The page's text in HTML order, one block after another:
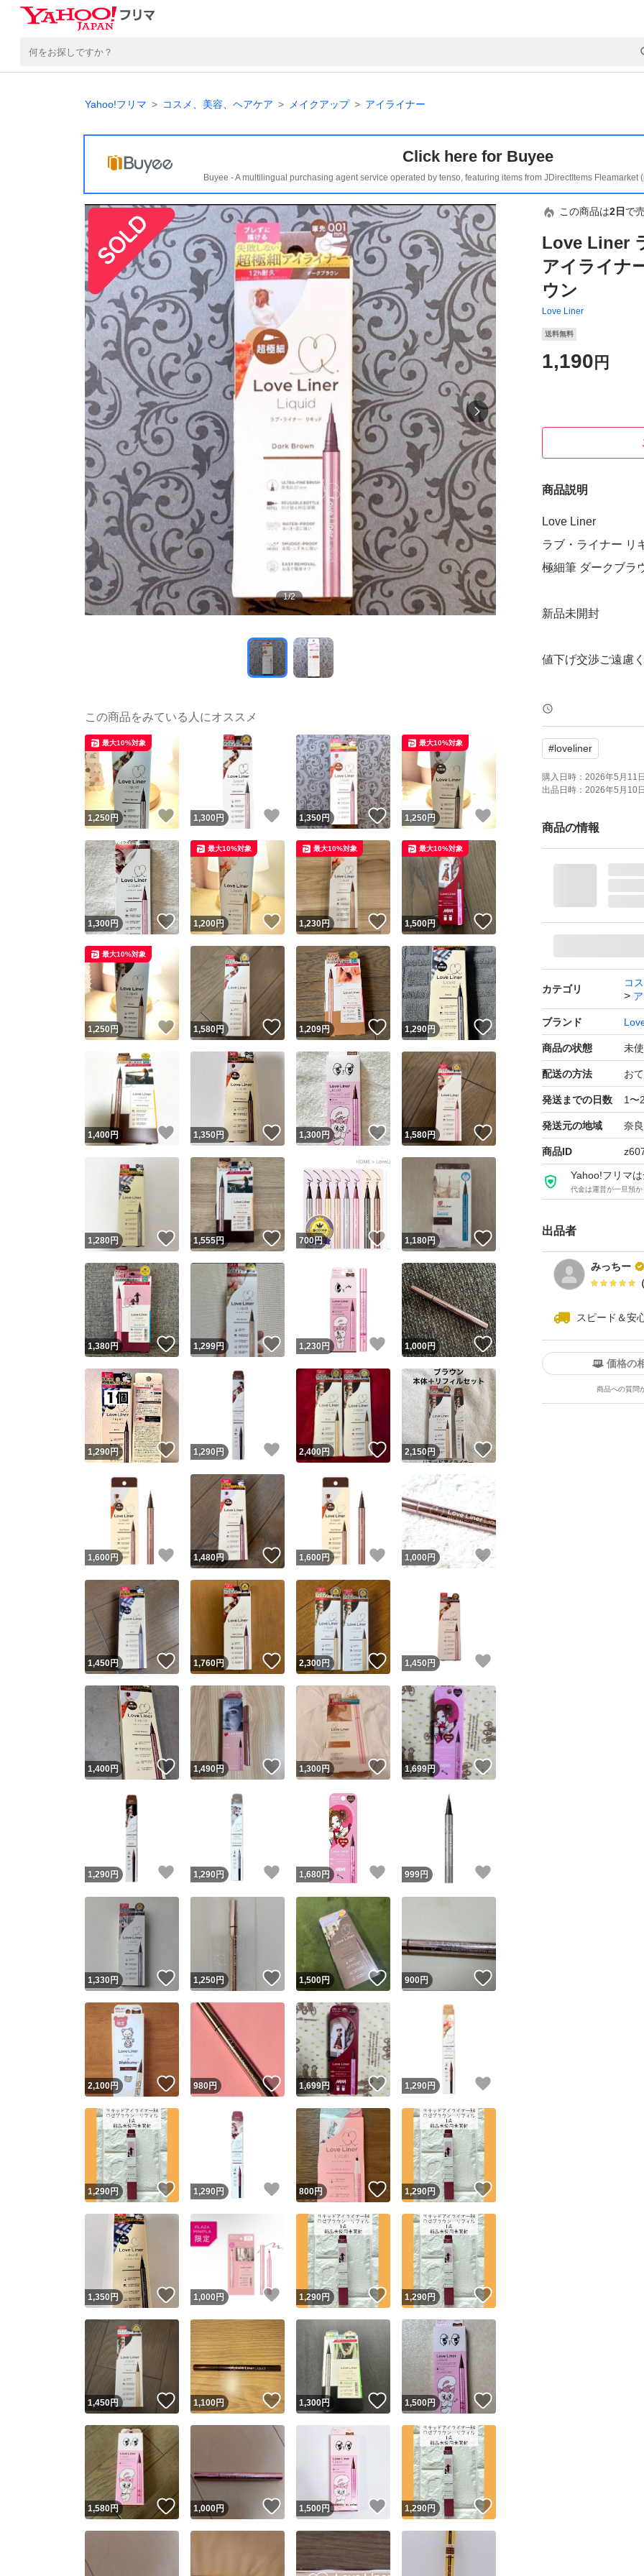
Yahoo!フリマ コスメ、美容、ヘアケア メイクアップ アイライナー
Click here for Buyee
Buyee - A multilingual purchasing agent service operated by tenso, featuring items from JDirectItems Fleamarket
1/2
この商品は2日 で
Love Liner
アイライナ
ウン
Love Liner
送料無料
1,190 円
商品説明
Love Liner
ラブ・ライナー リ
極細筆 ダークブラ
新品未開封
値下げ交渉ご遠慮
MAQUIA2026年6月
ラブ・ライナー リ
ン）
ブランド：Love
#loveliner
購入日時： 2026年5月11
出品日時： 2026年5月10
商品の情報
カテゴリ
コ
ブランド
商品の状態 未
配送の方法 お
発送までの日数 1〜
発送元の地域 奈
商品ID
Yahoo!フリマ
代金は運営が一旦預
出品者
みっちー
（
スピード＆安
ユーザーの実績について
Yahoo!フリマが定めた一定の基準を満たしたユーザーにバッジを付与しています
安心取引出品者
安心取引出品者 Yahoo!フリマの基準をクリアした安心・安全なユーザーです
取引実績
取引実績◯+ このユーザーはYahoo!フリマの取引を完了させた実績がありま
他フリマ実績◯+ このユーザーは他フリマサービスでの取引実績があります
スピード&安心発送
※このバッジは実績に基づく表示であり、発送を保証しているものではありません
スピード＆安心発送
このユーザーは高頻度で24時間以内＆設定した発送日数内に発
ます
スピード発送
安心発送 このユーザーは設定した発送日数内に発送しています
価格の
商品への質問
この商品の情報をコピーします
商品画像の 無断転載は禁止されています
コピーは1商品につき1回 です
出品ページへ
キャンセル
この商品をみている人にオススメ
1,250円 いいね！
最大10%対象
1,300 円 いいね！
1,350円 いいね！
1,250 円 いいね！
最大10%対象
1,300円 いいね！
1,200円 いいね！
最大10%対象
1,230円 いいね！
最大10%対象
1,500円 いいね！
最大10%対象
1,250円 いいね！
最大10%対象
1,580円 いいね！
1,209円 いいね！
1,290円 いいね！
1,400円 いいね！
1,350円 いいね！
1,300円 いいね！
1,580円
1,280円 いいね！
1,555円 いいね！
700円 いいね！
1,180円
1,380円 いいね！
1,299円 いいね！
1,230 円 いいね！
1,000円 いいね！
1,290円 いいね！
1,290 円 いいね！
2,400円 いいね！
2,150円 いいね！
1,600 円 いいね！
1,480円 いいね！
1,600 円 いいね！
1,000円 いいね！
1,450円 いいね！
1,760円 いいね！
2,300円 いいね！
1,450 円
1,400円 いいね！
1,490円 いいね！
1,300円 いいね！
1,699円
1,290 円 いいね！
1,290 円 いいね！
1,680 円 いいね！
999円
1,330円 いいね！
1,250円 いいね！
1,500円 いいね！
900円
2,100円 いいね！
980円 いいね！
1,699円 いいね！
1,290 円
1,290円 いいね！
1,290 円 いいね！
800円 いいね！
1,290円
1,350円 いいね！
1,000 円 いいね！
1,290円 いいね！
1,290円
1,450円 いいね！
1,100円 いいね！
1,300円 いいね！
1,500円
1,580円 いいね！
1,000円 いいね！
1,500円 いいね！
1,290円